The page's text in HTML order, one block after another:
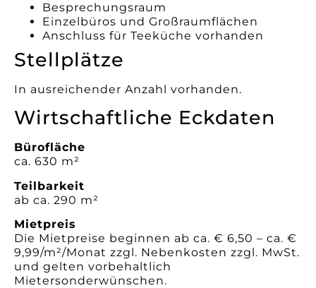
Besprechungsraum
Einzelbüros und Großraumflächen
Anschluss für Teeküche vorhanden
Stellplätze
In ausreichender Anzahl vorhanden.
Wirtschaftliche Eckdaten
Bürofläche
ca. 630 m²
Teilbarkeit
ab ca. 290 m²
Mietpreis
Die Mietpreise beginnen ab ca. € 6,50 – ca. €
9,99/m²/Monat zzgl. Nebenkosten zzgl. MwSt.
und gelten vorbehaltlich
Mietersonderwünschen.